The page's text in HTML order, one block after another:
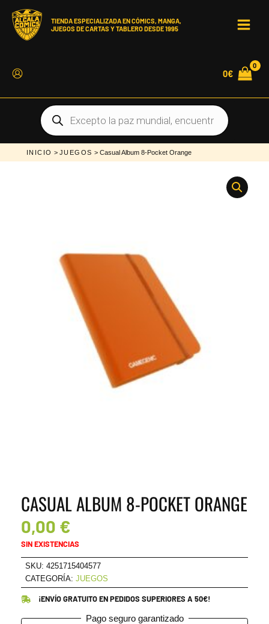
contenido
TIENDA ESPECIALIZADA EN CÓMICS, MANGA,
JUEGOS DE CARTAS Y TABLERO DESDE 1995
0€
Búsqueda
de
productos
INICIO > JUEGOS > Casual Album 8-Pocket Orange
CASUAL ALBUM 8-POCKET ORANGE
0,00 €
SIN EXISTENCIAS
SKU: 4251715404577
CATEGORÍA: JUEGOS
¡ENVÍO GRATUITO EN PEDIDOS SUPERIORES A 50€!
Pago seguro garantizado